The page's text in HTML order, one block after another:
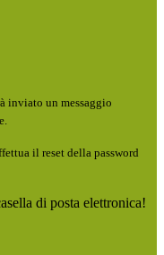
inviato un messaggio
il reset della password
di posta elettronica!